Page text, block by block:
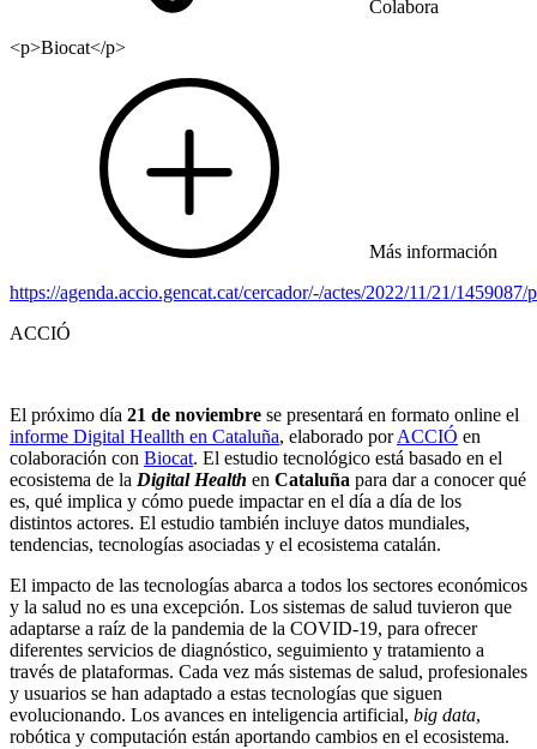
Colabora
<p>Biocat</p>
Más información
https://agenda.accio.gencat.cat/cercador/-/actes/2022/11/21/
ACCIÓ
El próximo día 21 de noviembre se presentará en formato online el
informe Digital Heallth en Cataluña, elaborado porACCIÓ en
colaboración con Biocat. El estudio tecnológico está basado en el
ecosistema de la Digital Health en Cataluña para dar a conocer qué
es, qué implica y cómo puede impactar en el día a día de los
distintos actores. El estudio también incluye datos mundiales,
tendencias, tecnologías asociadas y el ecosistema catalán.
El impacto de las tecnologías abarca a todos los sectores económicos
y la salud no es una excepción. Los sistemas de salud tuvieron que
adaptarse a raíz de la pandemia de la COVID-19, para ofrecer
diferentes servicios de diagnóstico, seguimiento y tratamiento a
través de plataformas. Cada vez más sistemas de salud, profesionales
y usuarios se han adaptado a estas tecnologías que siguen
evolucionando. Los avances en inteligencia artificial, big data,
robótica y computación están aportando cambios en el ecosistema.